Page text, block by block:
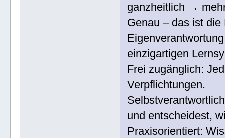
ganzheitlich →
Genau – das ist
einzigartigen
Frei zugänglich:
Verpflichtungen.
und entscheidest,
Praxisorientiert: